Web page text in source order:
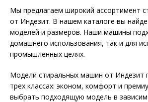
Мы предлагаем широкий ассортимент
от Индезит. В нашем каталоге вы
моделей и размеров. Наши машины
домашнего использования, так и для
промышленных целях.
Модели стиральных машин от Индезит
трех классах: эконом, комфорт и
выбрать подходящую модель в